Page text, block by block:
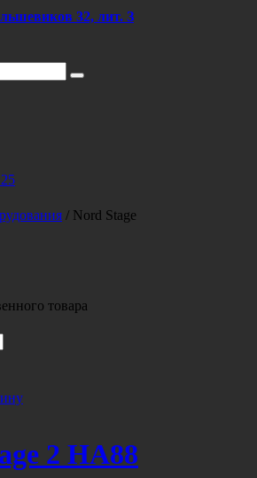
32, лит. З
/ Nord Stage
товара
2 HA88